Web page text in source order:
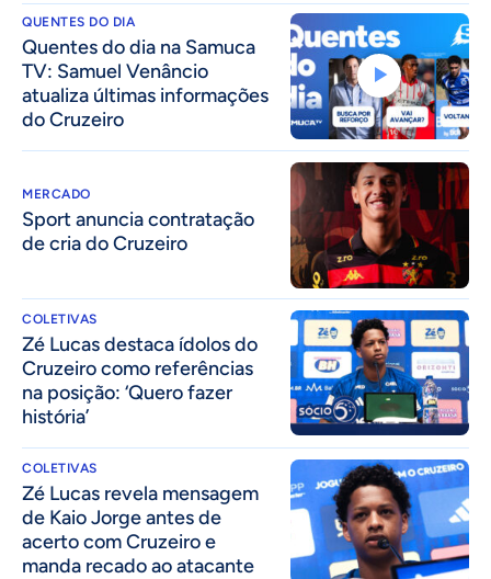
QUENTES DO DIA
Quentes do dia na Samuca
TV: Samuel Venâncio
atualiza últimas informações
do Cruzeiro
MERCADO
Sport anuncia contratação
de cria do Cruzeiro
COLETIVAS
Zé Lucas destaca ídolos do
Cruzeiro como referências
na posição: ‘Quero fazer
história’
COLETIVAS
Zé Lucas revela mensagem
de Kaio Jorge antes de
acerto com Cruzeiro e
manda recado ao atacante